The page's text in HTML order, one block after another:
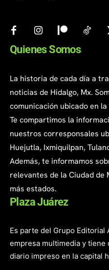
Quienes Somos
La historia de cada día a
noticias de Hidalgo, Mx.
comunicación ubicado en
Te compartimos la
nuestros corresponsales
Huejutla, Ixmiquilpan,
Además, te informamos
relevantes de la Ciudad de
más estados.
Plaza Juárez
Es parte del Grupo
empresa multimedia y
diario impreso en la capital